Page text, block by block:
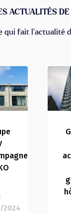
ACTUALITÉS DE
qui fait l'actualité
2024